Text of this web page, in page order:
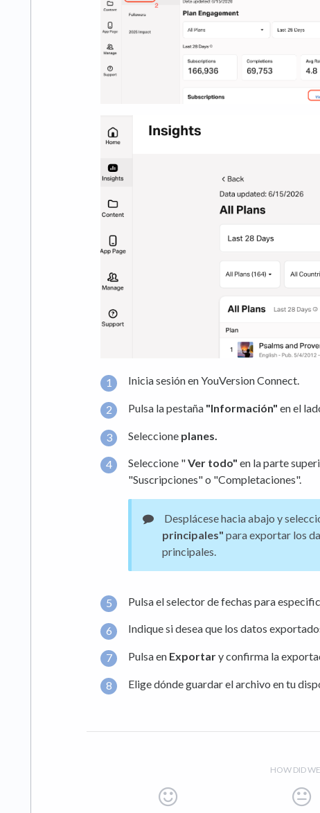
Inicia sesión en YouVersion Connect.
Pulsa la pestaña "Información" en el
Seleccione planes.
Seleccione "Ver todo" en la parte
"Suscripciones" o "Completaciones".
Desplácese hacia abajo y
principales" para exportar los
principales.
Pulsa el selector de fechas para
Indique si desea que los datos
Pulsa en Exportary confirma la
Elige dónde guardar el archivo en tu
HOW DID